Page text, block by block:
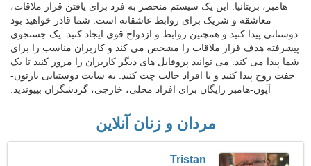
هامبر، بریتانیا. این یک سیستم منحصر به فرد برای یافتن قرار ملاقات،
معاشقه و شریک برای روابط عاشقانه است. شما قادر خواهید بود
دوستانی پیدا کنید و همچنین روابط و ازدواج قوی ایجاد کنید. یک جستجوی
پیشرفته هدف قرار ملاقات را مشخص می کند و کاربران مناسب را برای
شما پیدا می کند. می توانید پروفایل های دیگر کاربران را مرور کنید تا یک
جفت روح پیدا کنید و با افراد جالب چت کنید. به سایت دوستیابی بارتون-
آپون-هامبر رایگان برای افراد محلی، خارجی، گردشگران بپیوندید.
مردان و زنان آنلاین
Tristan